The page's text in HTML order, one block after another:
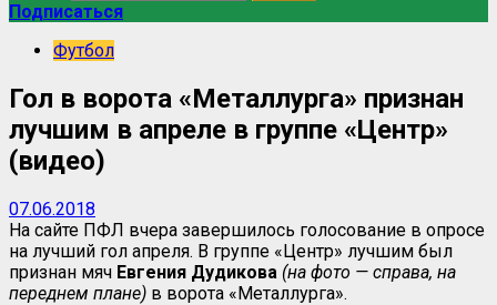
Подписаться
Футбол
Гол в ворота «Металлурга» признан
лучшим в апреле в группе «Центр»
(видео)
07.06.2018
На сайте ПФЛ вчера завершилось голосование в опросе
на лучший гол апреля. В группе «Центр» лучшим был
признан мяч Евгения Дудикова (на фото — справа, на
переднем плане) в ворота «Металлурга».